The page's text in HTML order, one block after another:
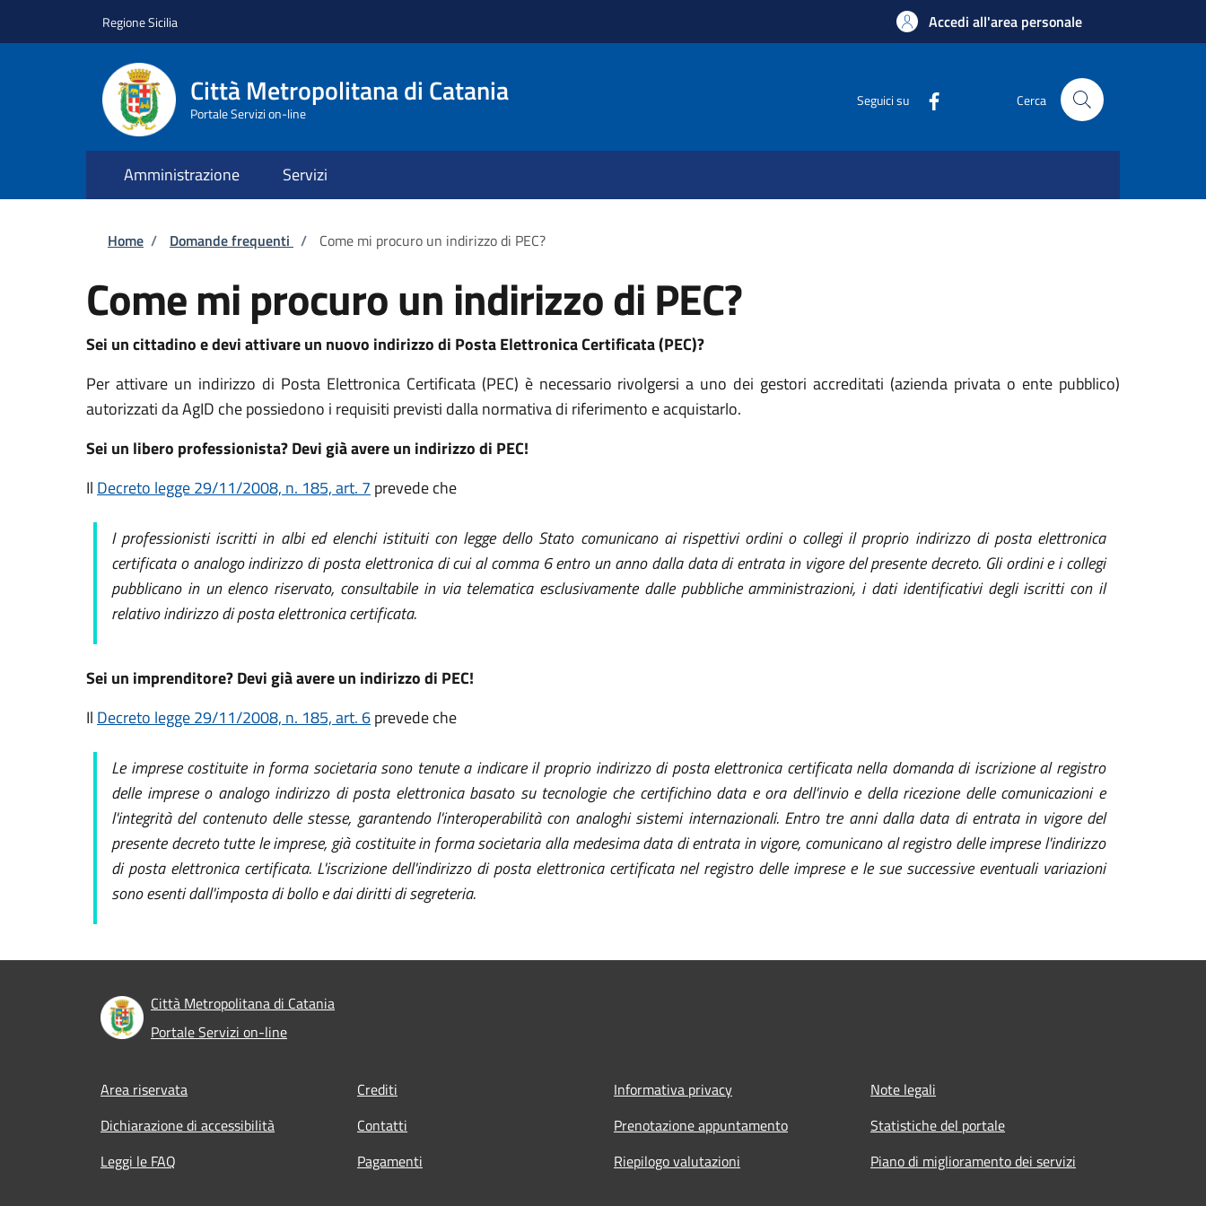
Regione Sicilia Accedi all'area personale
Città Metropolitana di Catania
Portale Servizi on-line
Seguici su Cerca
Amministrazione Servizi
Briciole di pane
Home / Domande frequenti / Come mi procuro un indirizzo di PEC?
Come mi procuro un indirizzo di PEC?
Sei un cittadino e devi attivare un nuovo indirizzo di Posta Elettronica Certificata (PEC)?
Per attivare un indirizzo di Posta Elettronica Certificata (PEC) è necessario rivolgersi a uno dei gestori accreditati (azienda privata o ente pubblico)
autorizzati da AgID che possiedono i requisiti previsti dalla normativa di riferimento e acquistarlo.
Sei un libero professionista? Devi già avere un indirizzo di PEC!
Il Decreto legge 29/11/2008, n. 185, art. 7 prevede che
I professionisti iscritti in albi ed elenchi istituiti con legge dello Stato comunicano ai rispettivi ordini o collegi il proprio indirizzo di posta elettronica
certificatao analogo indirizzo di posta elettronica di cui al comma 6entro un anno dalla data di entrata in vigore del presente decreto. Gli ordini e i collegi
pubblicano in un elenco riservato, consultabile in via telematica esclusivamente dalle pubbliche amministrazioni, i dati identificativi degli iscritti con il
relativo indirizzo di posta elettronica certificata.
Sei un imprenditore? Devi già avere un indirizzo di PEC!
Il Decreto legge 29/11/2008, n. 185, art. 6prevede che
Le imprese costituite in forma societaria sono tenute a indicare il proprio indirizzo di posta elettronica certificata nella domanda di iscrizione al registro
delle imprese o analogo indirizzo di posta elettronica basato su tecnologie che certifichino data e ora dell'invio e della ricezione delle comunicazioni e
l'integrità del contenuto delle stesse, garantendo l'interoperabilità con analoghi sistemi internazionali. Entro tre anni dalla data di entrata in vigore del
presente decreto tutte le imprese, già costituite in forma societaria alla medesima data di entrata in vigore, comunicano al registro delle imprese l'indirizzo
di posta elettronica certificata. L'iscrizione dell'indirizzo di posta elettronica certificata nel registro delle imprese e le sue successive eventuali variazioni
sono esenti dall'imposta di bollo e dai diritti di segreteria.
Città Metropolitana di Catania
Portale Servizi on-line
Footer menu
Area riservata Crediti Informativa privacy
Note legali
Dichiarazione di accessibilità
Contatti Prenotazione appuntamento
Statistiche del portale
Leggi le FAQ
Pagamenti Riepilogo valutazioni Piano di miglioramento dei servizi